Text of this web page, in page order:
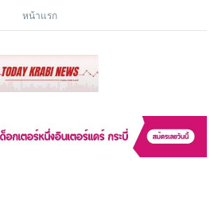
หน้าแรก